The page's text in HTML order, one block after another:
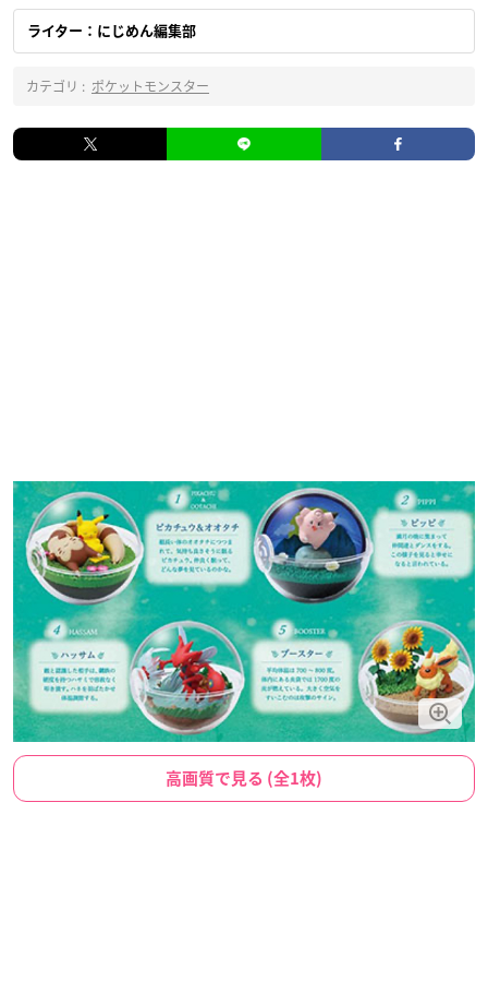
ライター：にじめん編集部
カテゴリ : ポケットモンスター
高画質で見る (全1枚)